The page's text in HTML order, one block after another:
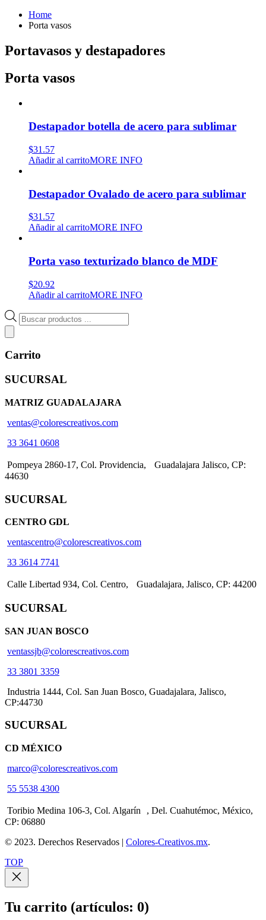
Home
Porta vasos
Portavasos y destapadores
Porta vasos
Destapador botella de acero para sublimar
$31.57
Añadir al carritoMORE INFO
Destapador Ovalado de acero para sublimar
$31.57
Añadir al carritoMORE INFO
Porta vaso texturizado blanco de MDF
$20.92
Añadir al carritoMORE INFO
Búsqueda
de
Carrito
SUCURSAL
MATRIZ GUADALAJARA
ventas@colorescreativos.com
33 3641 0608
Pompeya 2860-17, Col. Providencia, Guadalajara Jalisco, CP:
44630
SUCURSAL
CENTRO GDL
ventascentro@colorescreativos.com
33 3614 7741
Calle Libertad 934, Col. Centro, Guadalajara, Jalisco, CP: 44200
SUCURSAL
SAN JUAN BOSCO
ventassjb@colorescreativos.com
33 3801 3359
Industria 1444, Col. San Juan Bosco, Guadajalara, Jalisco,
CP:44730
SUCURSAL
CD MÉXICO
marco@colorescreativos.com
55 5538 4300
Toribio Medina 106-3, Col. Algarín , Del. Cuahutémoc, México,
CP: 06880
© 2023. Derechos Reservados | Colores-Creativos.mx.
TOP
Tu carrito (artículos: 0)